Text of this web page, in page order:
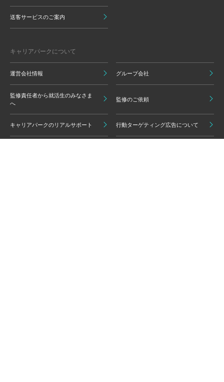
送客サービスのご案内
キャリアパークについて
運営会社情報 グループ会社
監修責任者から就活生のみなさま
へ
監修のご依頼
キャリアパークのリアルサポート 行動ターゲティング広告について